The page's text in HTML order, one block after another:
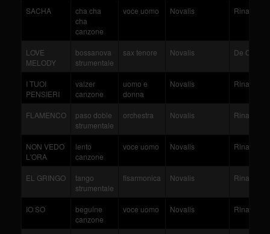
SACHA
cha cha
cha
canzone
voce uomo Novalis Rinaldi
LOVE
MELODY
bossanova
strumentale
sax tenore Novalis De Carli
I TUOI
PENSIERI
valzer
canzone
uomo e
donna
Novalis Rinaldi
FLAMENCO
paso doble
strumentale
orchestra Novalis Rinaldi
NON VEDO
L'ORA
lento
canzone
voce uomo Novalis Rinaldi
EL GRINGO
tango
strumentale
fisarmonica Novalis Rinaldi
IO SO
beguine
canzone
voce uomo Novalis Rinaldi